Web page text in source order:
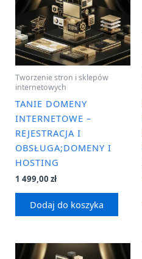
Tworzenie stron i sklepów
internetowych
TANIE DOMENY
INTERNETOWE –
REJESTRACJA I
OBSŁUGA;DOMENY I
HOSTING
1 499,00 zł
Dodaj do koszyka